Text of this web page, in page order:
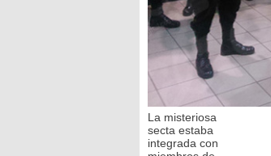
La misteriosa
secta estaba
integrada con